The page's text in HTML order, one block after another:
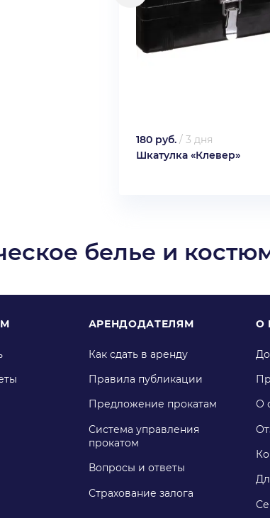
180 руб. / 3 дня
Шкатулка «Клевер»
белье и
АРЕНДОДАТЕЛЯМ
Как сдать в аренду
Правила публикации
Предложение прокатам
Система управления
прокатом
Вопросы и ответы
Страхование залога
О
О